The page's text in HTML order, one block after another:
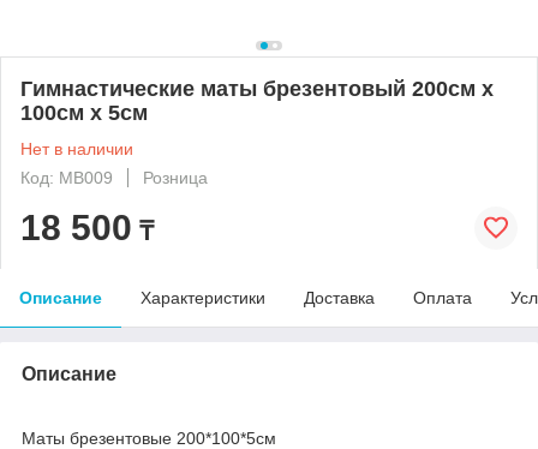
Гимнастические маты брезентовый 200см х
100см х 5см
Нет в наличии
Код: MB009
Розница
18 500 ₸
Описание Характеристики Доставка Оплата
Описание
Маты брезентовые 200*100*5см